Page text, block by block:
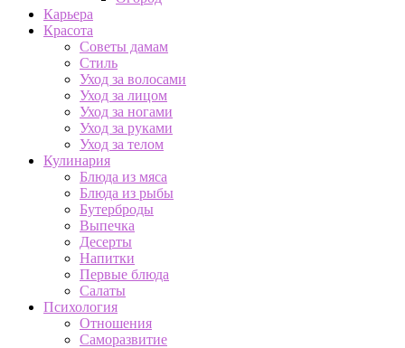
Карьера
Красота
Советы дамам
Стиль
Уход за волосами
Уход за лицом
Уход за ногами
Уход за руками
Уход за телом
Кулинария
Блюда из мяса
Блюда из рыбы
Бутерброды
Выпечка
Десерты
Напитки
Первые блюда
Салаты
Психология
Отношения
Саморазвитие